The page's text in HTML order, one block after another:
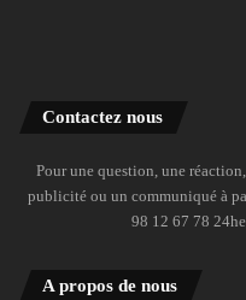
Contactez nous
Pour une question, une
publicité ou un communiqué à
98 12 67 78
A propos de nous